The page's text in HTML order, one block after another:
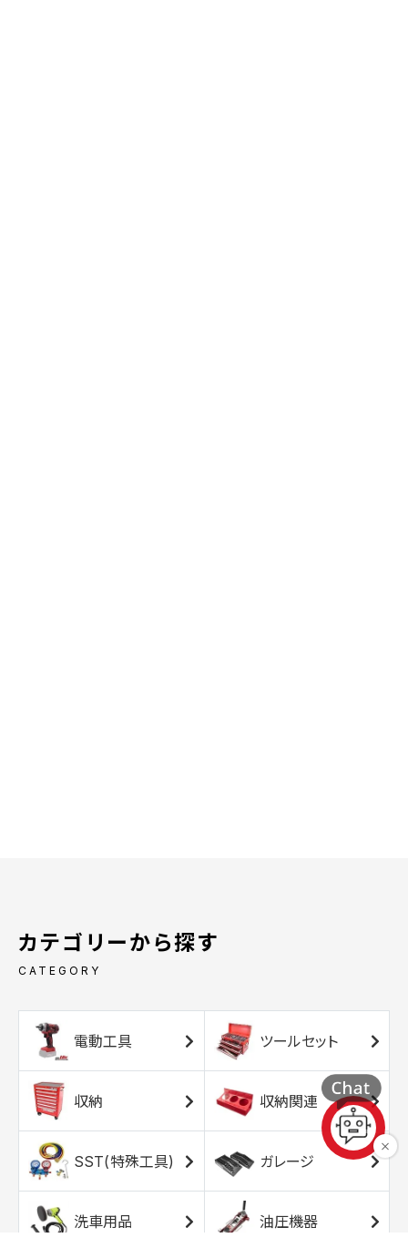
カテゴリーから探す
CATEGORY
電動工具 ツールセット
収納 収納関連
SST(特殊工具) ガレージ
洗車用品 油圧機器